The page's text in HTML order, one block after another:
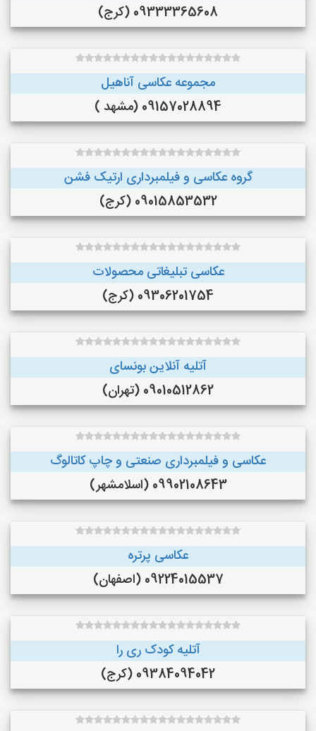
09333365608 (کرج)
مجموعه عکاسی آناهیل
09157028894 (مشهد )
گروه عکاسی و فیلمبرداری ارتیک فشن
09015853532 (کرج)
عکاسی تبلیغاتی محصولات
09306201754 (کرج)
آتلیه آنلاین بونسای
09010512862 (تهران)
عکاسی و فیلمبرداری صنعتی و چاپ کاتالوگ
09902108643 (اسلامشهر)
عکاسی پرتره
09224015537 (اصفهان)
آتلیه کودک ری را
09384094042 (کرج)